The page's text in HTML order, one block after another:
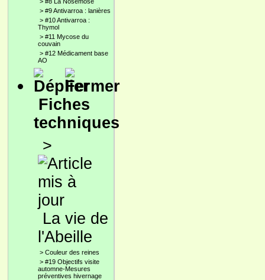
> #9 Antivarroa : lanières
> #10 Antivarroa :
Thymol
> #11 Mycose du
couvain
> #12 Médicament base
AO
Fiches
techniques
>
La vie de
l'Abeille
> Couleur des reines
> #19 Objectifs visite
automne-Mesures
préventives hivernage